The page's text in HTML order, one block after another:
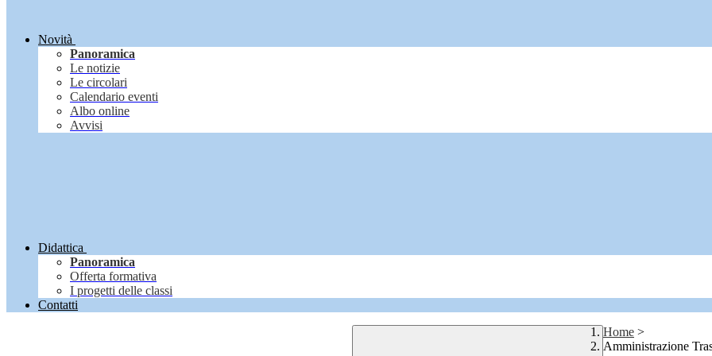
Novità
Panoramica
Le notizie
Le circolari
Calendario eventi
Albo online
Avvisi
Didattica
Panoramica
Offerta formativa
I progetti delle classi
Contatti
Home >
Amministrazione